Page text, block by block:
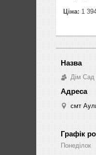
Ціна: 1
Дім Сад
смт
Графік
Понеділок